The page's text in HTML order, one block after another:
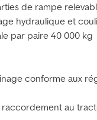
de rampe
hydraulique et
par paire 40 000 kg
conforme aux
raccordement au